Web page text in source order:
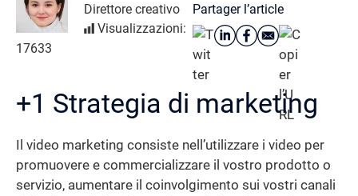
Direttore creativo
Visualizzazioni:
17633
Partager l’article
+1 Strategia di marketing
Il video marketing consiste nell’utilizzare i video per
promuovere e commercializzare il vostro prodotto o
servizio, aumentare il coinvolgimento sui vostri canali